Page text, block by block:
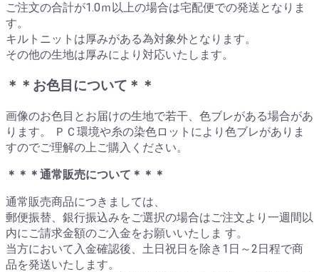
ご注文の合計が1.0ｍ以上の場合は宅配便での発送となりま
す。
キルトニットは厚みがある為対象外となります。
その他の生地は厚みにより対応いたします。
＊＊お色目について＊＊
画像のお色目とお届けの生地で若干、色ブレがある場合があ
ります。 ＰＣ環境や糸の染色ロットにより色ブレがありま
すのでご理解の上ご購入ください。
＊＊＊通常販売について＊＊＊
通常販売商品につきましては、
郵便振替、銀行振込みをご選択の場合はご注文より一週間以
内にご請求金額のご入金をお願いいたしま す。
当方において入金確認後、土日祝日を除き1日～2日程で商
品を発送いたします。